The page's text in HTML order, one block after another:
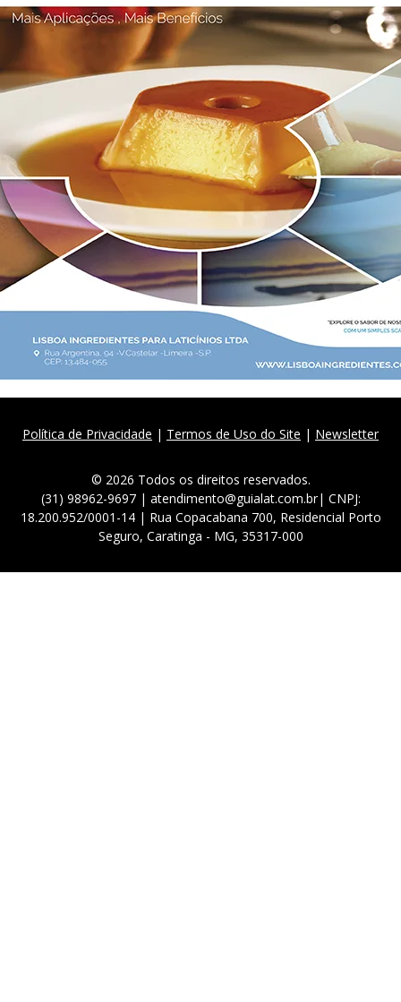
Política de Privacidade | Termos de Uso do Site | Newsletter
© 2026 Todos os direitos reservados.
(31) 98962-9697 | atendimento@guialat.com.br| CNPJ:
18.200.952/0001-14 | Rua Copacabana 700, Residencial Porto
Seguro, Caratinga - MG, 35317-000